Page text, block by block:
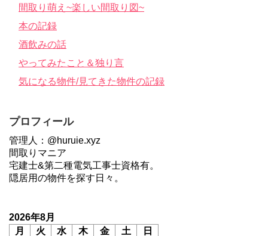
間取り萌え~楽しい間取り図~
本の記録
酒飲みの話
やってみたこと＆独り言
気になる物件/見てきた物件の記録
プロフィール
管理人：@huruie.xyz
間取りマニア
宅建士&第二種電気工事士資格有。
隠居用の物件を探す日々。
2026年8月
月
火 水 木 金 土 日